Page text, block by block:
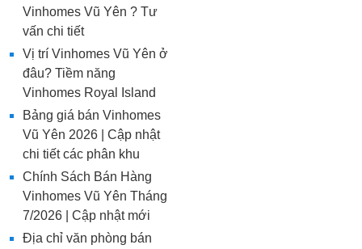
Vinhomes Vũ Yên ? Tư
vấn chi tiết
Vị trí Vinhomes Vũ Yên ở
đâu? Tiềm năng
Vinhomes Royal Island
Bảng giá bán Vinhomes
Vũ Yên 2026 | Cập nhật
chi tiết các phân khu
Chính Sách Bán Hàng
Vinhomes Vũ Yên Tháng
7/2026 | Cập nhật mới
Địa chỉ văn phòng bán